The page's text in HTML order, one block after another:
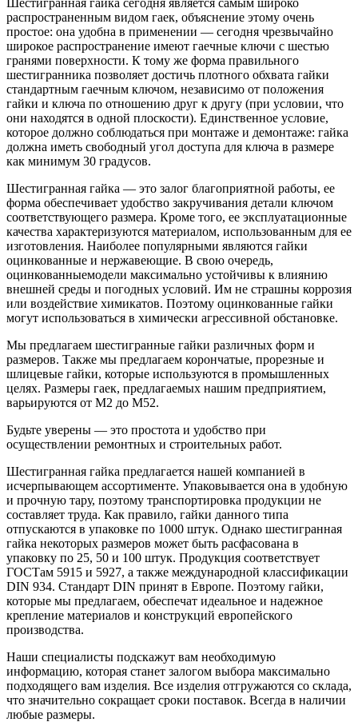
распространенным видом гаек, объяснение этому очень
простое: она удобна в применении — сегодня чрезвычайно
широкое распространение имеют гаечные ключи с шестью
гранями поверхности. К тому же форма правильного
шестигранника позволяет достичь плотного обхвата гайки
стандартным гаечным ключом, независимо от положения
гайки и ключа по отношению друг к другу (при условии, что
они находятся в одной плоскости). Единственное условие,
которое должно соблюдаться при монтаже и демонтаже: гайка
должна иметь свободный угол доступа для ключа в размере
как минимум 30 градусов.
Шестигранная гайка — это залог благоприятной работы, ее
форма обеспечивает удобство закручивания детали ключом
соответствующего размера. Кроме того, ее эксплуатационные
качества характеризуются материалом, использованным для ее
изготовления. Наиболее популярными являются гайки
оцинкованные и нержавеющие. В свою очередь,
оцинкованныемодели максимально устойчивы к влиянию
внешней среды и погодных условий. Им не страшны коррозия
или воздействие химикатов. Поэтому оцинкованные гайки
могут использоваться в химически агрессивной обстановке.
Мы предлагаем шестигранные гайки различных форм и
размеров. Также мы предлагаем корончатые, прорезные и
шлицевые гайки, которые используются в промышленных
целях. Размеры гаек, предлагаемых нашим предприятием,
варьируются от М2 до М52.
Будьте уверены — это простота и удобство при
осуществлении ремонтных и строительных работ.
Шестигранная гайка предлагается нашей компанией в
исчерпывающем ассортименте. Упаковывается она в удобную
и прочную тару, поэтому транспортировка продукции не
составляет труда. Как правило, гайки данного типа
отпускаются в упаковке по 1000 штук. Однако шестигранная
гайка некоторых размеров может быть расфасована в
упаковку по 25, 50 и 100 штук. Продукция соответствует
ГОСТам 5915 и 5927, а также международной классификации
DIN 934. Стандарт DIN принят в Европе. Поэтому гайки,
которые мы предлагаем, обеспечат идеальное и надежное
крепление материалов и конструкций европейского
производства.
Наши специалисты подскажут вам необходимую
информацию, которая станет залогом выбора максимально
подходящего вам изделия. Все изделия отгружаются со склада,
что значительно сокращает сроки поставок. Всегда в наличии
любые размеры.